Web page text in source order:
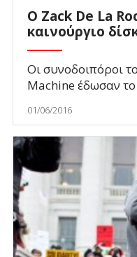
Ο Zack De La
καινούργιο
Οι συνοδοιπόροι
Machine έδωσαν
01/06/2016